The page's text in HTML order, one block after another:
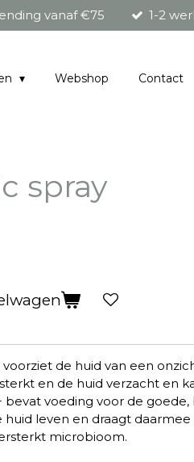
vanaf €75 1-2
Webshop Contact
spray
de huid van een
en de huid verzacht en
bevat voeding voor de
leven en draagt daarmee
microbioom.